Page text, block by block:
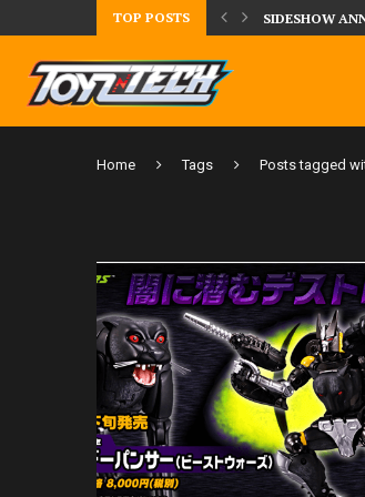
TOP POSTS
LA FIGURE DI IPPO MAKUNOUCHI! SIDESHOW
Home Tags Posts tagged